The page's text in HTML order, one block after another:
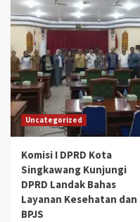
Uncategorized
Komisi I DPRD Kota
Singkawang Kunjungi
DPRD Landak Bahas
Layanan Kesehatan dan
BPJS